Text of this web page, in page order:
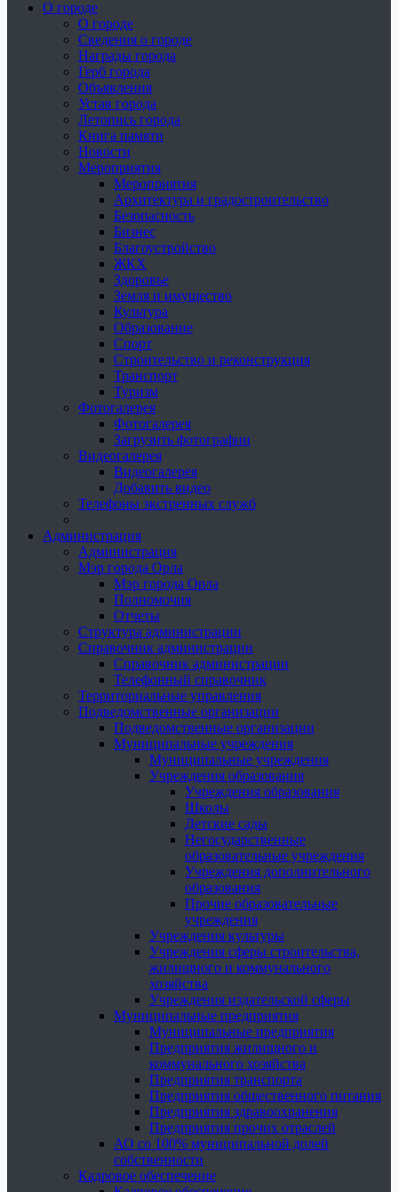
О городе
О городе
Сведения о городе
Награды города
Герб города
Объявления
Устав города
Летопись города
Книга памяти
Новости
Мероприятия
Мероприятия
Архитектура и градостроительство
Безопасность
Бизнес
Благоустройство
ЖКХ
Здоровье
Земля и имущество
Культура
Образование
Спорт
Строительство и реконструкция
Транспорт
Туризм
Фотогалерея
Фотогалерея
Загрузить фотографии
Видеогалерея
Видеогалерея
Добавить видео
Телефоны экстренных служб
Администрация
Администрация
Мэр города Орла
Мэр города Орла
Полномочия
Отчеты
Структура администрации
Справочник администрации
Справочник администрации
Телефонный справочник
Территориальные управления
Подведомственные организации
Подведомственные организации
Муниципальные учреждения
Муниципальные учреждения
Учреждения образования
Учреждения образования
Школы
Детские сады
Негосударственные
образовательные учреждения
Учреждения дополнительного
образования
Прочие образовательные
учреждения
Учреждения культуры
Учреждения сферы строительства,
жилищного и коммунального
хозяйства
Учреждения издательской сферы
Муниципальные предприятия
Муниципальные предприятия
Предприятия жилищного и
коммунального хозяйства
Предприятия транспорта
Предприятия общественного питания
Предприятия здравоохранения
Предприятия прочих отраслей
АО со 100% муниципальной долей
собственности
Кадровое обеспечение